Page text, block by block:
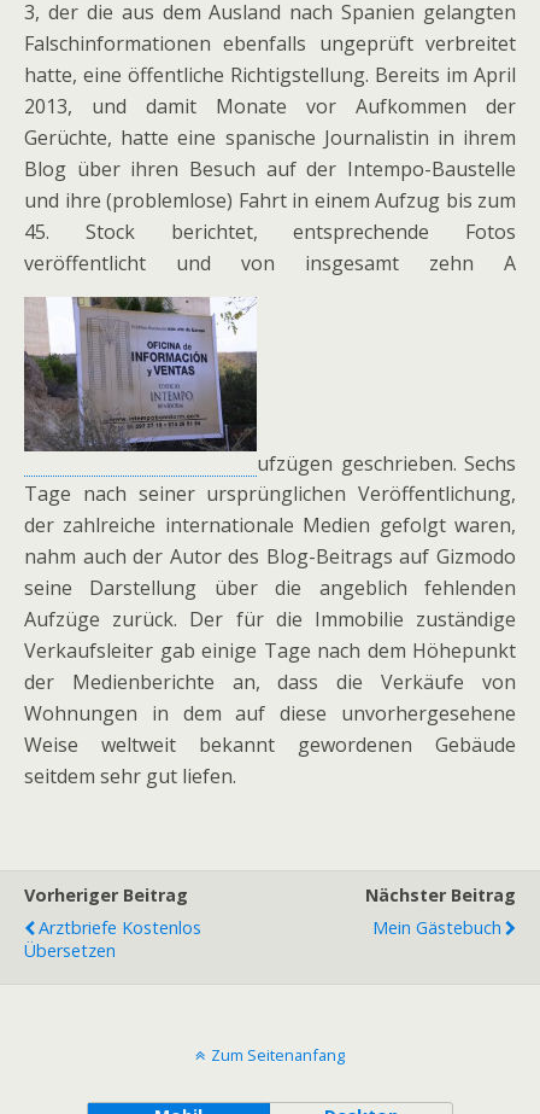
3, der die aus dem Ausland nach Spanien gelangten
Falschinformationen ebenfalls ungeprüft verbreitet
hatte, eine öffentliche Richtigstellung. Bereits im April
2013, und damit Monate vor Aufkommen der
Gerüchte, hatte eine spanische Journalistin in ihrem
Blog über ihren Besuch auf der Intempo-Baustelle
und ihre (problemlose) Fahrt in einem Aufzug bis zum
45. Stock berichtet, entsprechende Fotos
veröffentlicht und von insgesamt zehn A
ufzügen geschrieben. Sechs
Tage nach seiner ursprünglichen Veröffentlichung,
der zahlreiche internationale Medien gefolgt waren,
nahm auch der Autor des Blog-Beitrags auf Gizmodo
seine Darstellung über die angeblich fehlenden
Aufzüge zurück. Der für die Immobilie zuständige
Verkaufsleiter gab einige Tage nach dem Höhepunkt
der Medienberichte an, dass die Verkäufe von
Wohnungen in dem auf diese unvorhergesehene
Weise weltweit bekannt gewordenen Gebäude
seitdem sehr gut liefen.
Vorheriger Beitrag
Arztbriefe Kostenlos
Übersetzen
Nächster Beitrag
Mein Gästebuch
Zum Seitenanfang